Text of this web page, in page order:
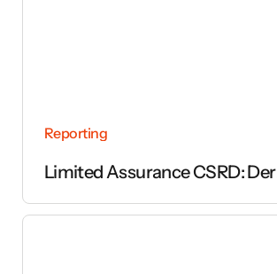
Reporting
Limited Assurance CSRD: Der
Nachhaltigkeitsberichts